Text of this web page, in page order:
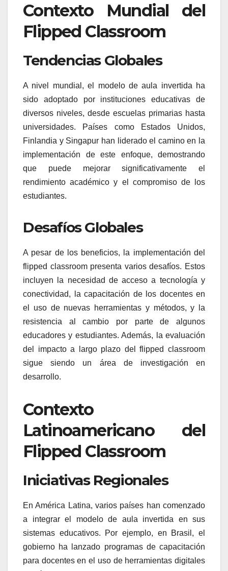
Contexto Mundial del
Flipped Classroom
Tendencias Globales
A nivel mundial, el modelo de aula invertida ha
sido adoptado por instituciones educativas de
diversos niveles, desde escuelas primarias hasta
universidades. Países como Estados Unidos,
Finlandia y Singapur han liderado el camino en la
implementación de este enfoque, demostrando
que puede mejorar significativamente el
rendimiento académico y el compromiso de los
estudiantes.
Desafíos Globales
A pesar de los beneficios, la implementación del
flipped classroom presenta varios desafíos. Estos
incluyen la necesidad de acceso a tecnología y
conectividad, la capacitación de los docentes en
el uso de nuevas herramientas y métodos, y la
resistencia al cambio por parte de algunos
educadores y estudiantes. Además, la evaluación
del impacto a largo plazo del flipped classroom
sigue siendo un área de investigación en
desarrollo.
Contexto
Latinoamericano del
Flipped Classroom
Iniciativas Regionales
En América Latina, varios países han comenzado
a integrar el modelo de aula invertida en sus
sistemas educativos. Por ejemplo, en Brasil, el
gobierno ha lanzado programas de capacitación
para docentes en el uso de herramientas digitales